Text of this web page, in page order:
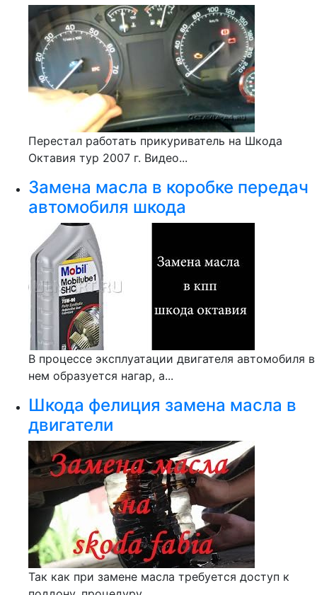
Перестал работать прикуриватель на Шкода
Октавия тур 2007 г. Видео...
Замена масла в коробке передач
автомобиля шкода
В процессе эксплуатации двигателя автомобиля в
нем образуется нагар, а...
Шкода фелиция замена масла в
двигатели
Так как при замене масла требуется доступ к